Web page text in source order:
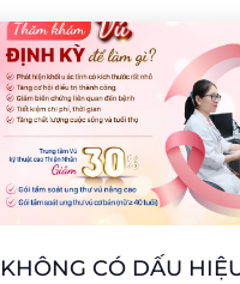
KHÔNG CÓ DẤU